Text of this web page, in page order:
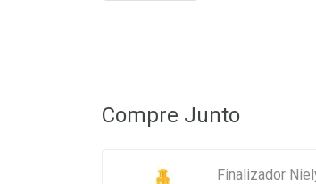
Compre Junto
Finalizador